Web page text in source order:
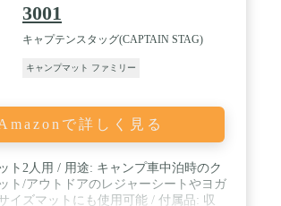
！キャンプマットとしても使えます！
ミニバンにぴったりサイズ！
3001
キャプテンスタッグ(CAPTAIN STAG)
キャンプマット ファミリー
で詳しく見る
ト2人用 / 用途: キャンプ車中泊時のク
ト/アウトドアのレジャーシートやヨガ
イズマットにも使用可能 / 付属品: 収